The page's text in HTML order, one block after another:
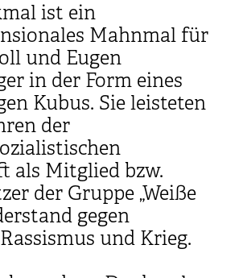
ist ein
Mahnmal für
und Eugen
in der Form eines
Kubus. Sie leisteten
der
als Mitglied bzw.
der Gruppe „Weiße
gegen
und Krieg.